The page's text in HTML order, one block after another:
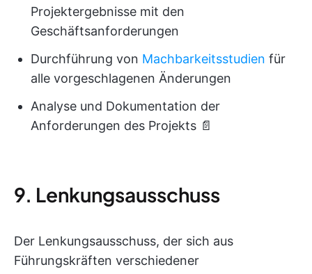
Projektergebnisse mit den
Geschäftsanforderungen
Durchführung von Machbarkeitsstudien für
alle vorgeschlagenen Änderungen
Analyse und Dokumentation der
Anforderungen des Projekts 📄
9. Lenkungsausschuss
Der Lenkungsausschuss, der sich aus
Führungskräften verschiedener